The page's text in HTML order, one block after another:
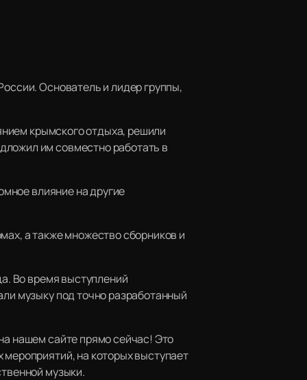
Основатель и лидер группы,
крымского отдыха, решили
им совместно работать в
влияние на другие
а также множество сборников и
Во время выступлений
музыку под точно разработанный
нашем сайте прямо сейчас! Это
на которых выступает
музыки.